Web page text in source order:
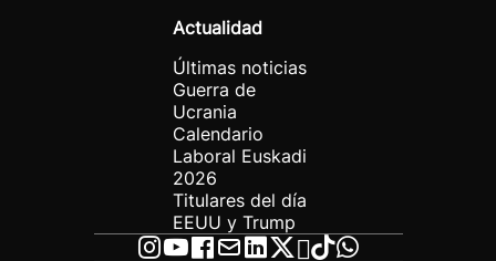
Actualidad
Últimas noticias
Guerra de
Ucrania
Calendario
Laboral Euskadi
2026
Titulares del día
EEUU y Trump